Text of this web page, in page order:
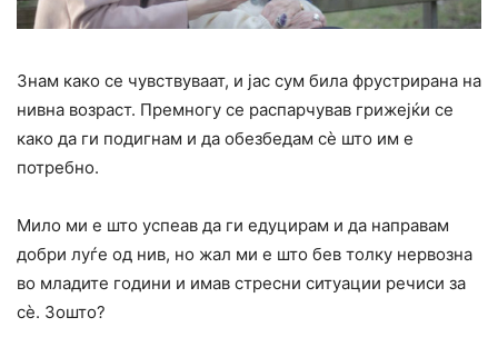
Знам како се чувствуваат, и јас сум била фрустрирана на
нивна возраст. Премногу се распарчував грижејќи се
како да ги подигнам и да обезбедам сè што им е
потребно.
Мило ми е што успеав да ги едуцирам и да направам
добри луѓе од нив, но жал ми е што бев толку нервозна
во младите години и имав стресни ситуации речиси за
сè. Зошто?